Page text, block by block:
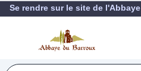
Se rendre sur le site de l'Abbaye